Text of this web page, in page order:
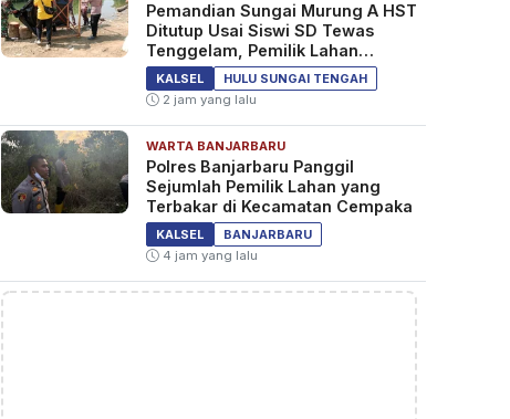
Pemandian Sungai Murung A HST
Ditutup Usai Siswi SD Tewas
Tenggelam, Pemilik Lahan
Diperiksa Polisi
KALSEL
HULU SUNGAI TENGAH
2 jam yang lalu
WARTA BANJARBARU
Polres Banjarbaru Panggil
Sejumlah Pemilik Lahan yang
Terbakar di Kecamatan Cempaka
KALSEL
BANJARBARU
4 jam yang lalu